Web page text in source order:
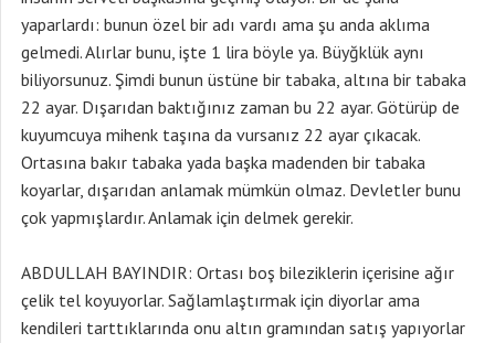
yaparlardı: bunun özel bir adı vardı ama şu anda aklıma
gelmedi. Alırlar bunu, işte 1 lira böyle ya. Büyğklük aynı
biliyorsunuz. Şimdi bunun üstüne bir tabaka, altına bir tabaka
22 ayar. Dışarıdan baktığınız zaman bu 22 ayar. Götürüp de
kuyumcuya mihenk taşına da vursanız 22 ayar çıkacak.
Ortasına bakır tabaka yada başka madenden bir tabaka
koyarlar, dışarıdan anlamak mümkün olmaz. Devletler bunu
çok yapmışlardır. Anlamak için delmek gerekir.
ABDULLAH BAYINDIR: Ortası boş bileziklerin içerisine ağır
çelik tel koyuyorlar. Sağlamlaştırmak için diyorlar ama
kendileri tarttıklarında onu altın gramından satış yapıyorlar